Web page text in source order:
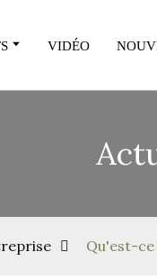
VIDÉO
Qu'est-ce